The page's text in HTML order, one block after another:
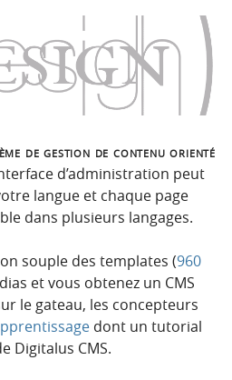
de gestion de contenu orienté
d’administration peut
langue et chaque page
dans plusieurs langages.
souple des templates (960
et vous obtenez un CMS
le gateau, les concepteurs
dont un tutorial
Digitalus CMS.